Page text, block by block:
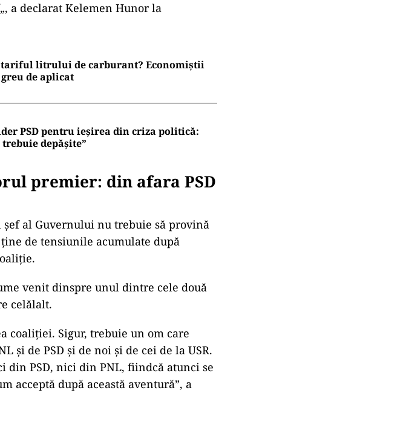
trei săptămâni
imediat după întâlnirea cu
reprezintă, în viziunea sa,
unui nou Executiv.
ar fi blocată. Soluții există, susține el,
cu toţi liderii din fosta coaliţie.
că în două-trei săptămâni,
poate forma un Guvern. Nu
de aplicat
PSD pentru ieșirea din criza politică:
depășite”
premier: din afara PSD